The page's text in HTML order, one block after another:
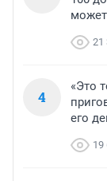
21
4
«Это
его
19